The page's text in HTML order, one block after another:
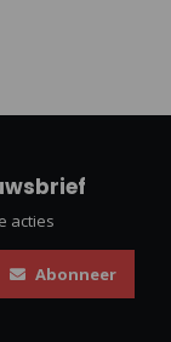
acties
Abonneer